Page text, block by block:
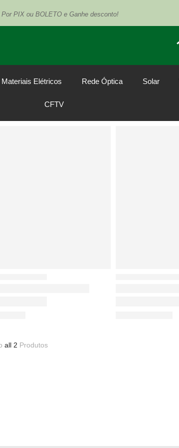
Por PIX ou BOLETO e Ganhe desconto!
Materiais Elétricos Rede Óptica Solar
CFTV
all 2 Produtos